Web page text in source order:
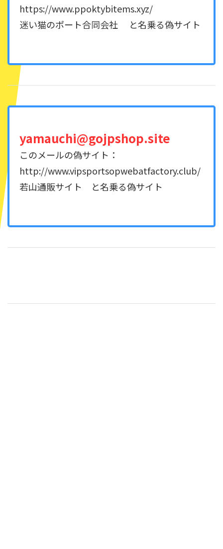
https://www.ppoktybitems.xyz/
迷い猫のポート合同会社 と名乗る偽サイト
yamauchi@gojpshop.site
このメールの偽サイト：
http://www.vipsportsopwebatfactory.club/
若山通販サイト と名乗る偽サイト